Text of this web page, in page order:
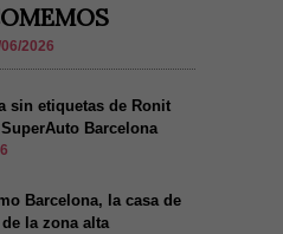
06/2026
sin etiquetas de Ronit
Barcelona
Barcelona, la casa de
la zona alta